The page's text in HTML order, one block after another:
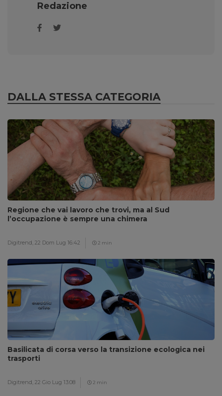
Redazione
DALLA STESSA CATEGORIA
Regione che vai lavoro che trovi, ma al Sud
l’occupazione è sempre una chimera
Digitrend, 22 Dom Lug 16:42 2 min
Basilicata di corsa verso la transizione ecologica nei
trasporti
Digitrend, 22 Gio Lug 13:08 2 min